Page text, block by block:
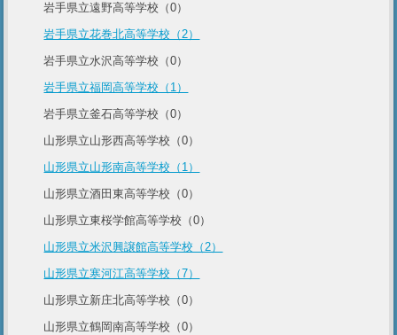
岩手県立遠野高等学校（0）
岩手県立花巻北高等学校（2）
岩手県立水沢高等学校（0）
岩手県立福岡高等学校（1）
岩手県立釜石高等学校（0）
山形県立山形西高等学校（0）
山形県立山形南高等学校（1）
山形県立酒田東高等学校（0）
山形県立東桜学館高等学校（0）
山形県立米沢興譲館高等学校（2）
山形県立寒河江高等学校（7）
山形県立新庄北高等学校（0）
山形県立鶴岡南高等学校（0）